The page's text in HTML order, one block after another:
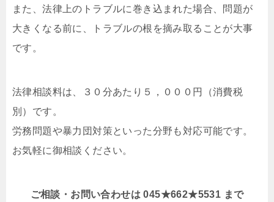
また、法律上のトラブルに巻き込まれた場合、問題が
大きくなる前に、トラブルの根を摘み取ることが大事
です。
法律相談料は、３０分あたり５，０００円（消費税
別）です。
労務問題や暴力団対策といった分野も対応可能です。
お気軽に御相談ください。
ご相談・お問い合わせは 045★662★5531 まで